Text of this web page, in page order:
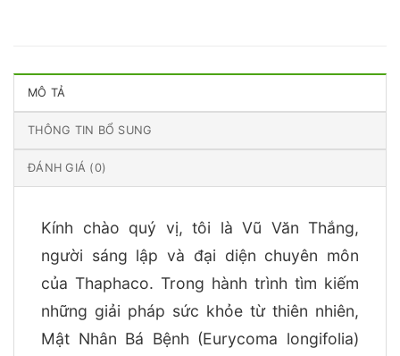
MÔ TẢ
THÔNG TIN BỔ SUNG
ĐÁNH GIÁ (0)
Kính chào quý vị, tôi là Vũ Văn Thắng,
người sáng lập và đại diện chuyên môn
của Thaphaco. Trong hành trình tìm kiếm
những giải pháp sức khỏe từ thiên nhiên,
Mật Nhân Bá Bệnh (Eurycoma longifolia)